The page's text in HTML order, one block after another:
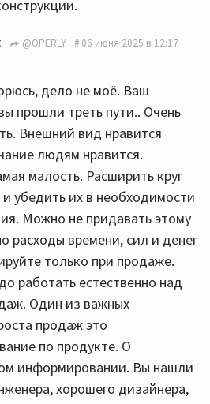
@OPERLY 06 июня 2025 в 12:17
дело не моё. Ваш
прошли треть пути.. Очень
Внешний вид нравится
людям нравится.
малость. Расширить круг
убедить их в необходимости
Можно не придавать этому
расходы времени, сил и денег
только при продаже.
работать естественно над
Один из важных
продаж это
по продукте. О
информировании. Вы нашли
хорошего дизайнера,